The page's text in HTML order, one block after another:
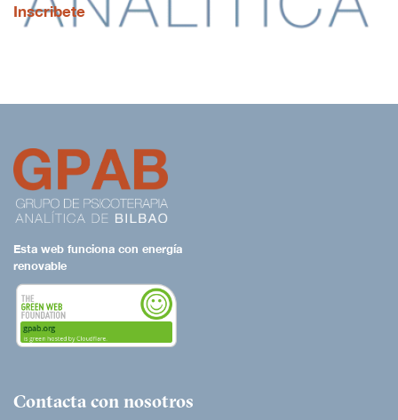
INSCRIPCIÓN
CONTACTO
Inscribete
Esta web funciona con energía
renovable
Contacta con nosotros